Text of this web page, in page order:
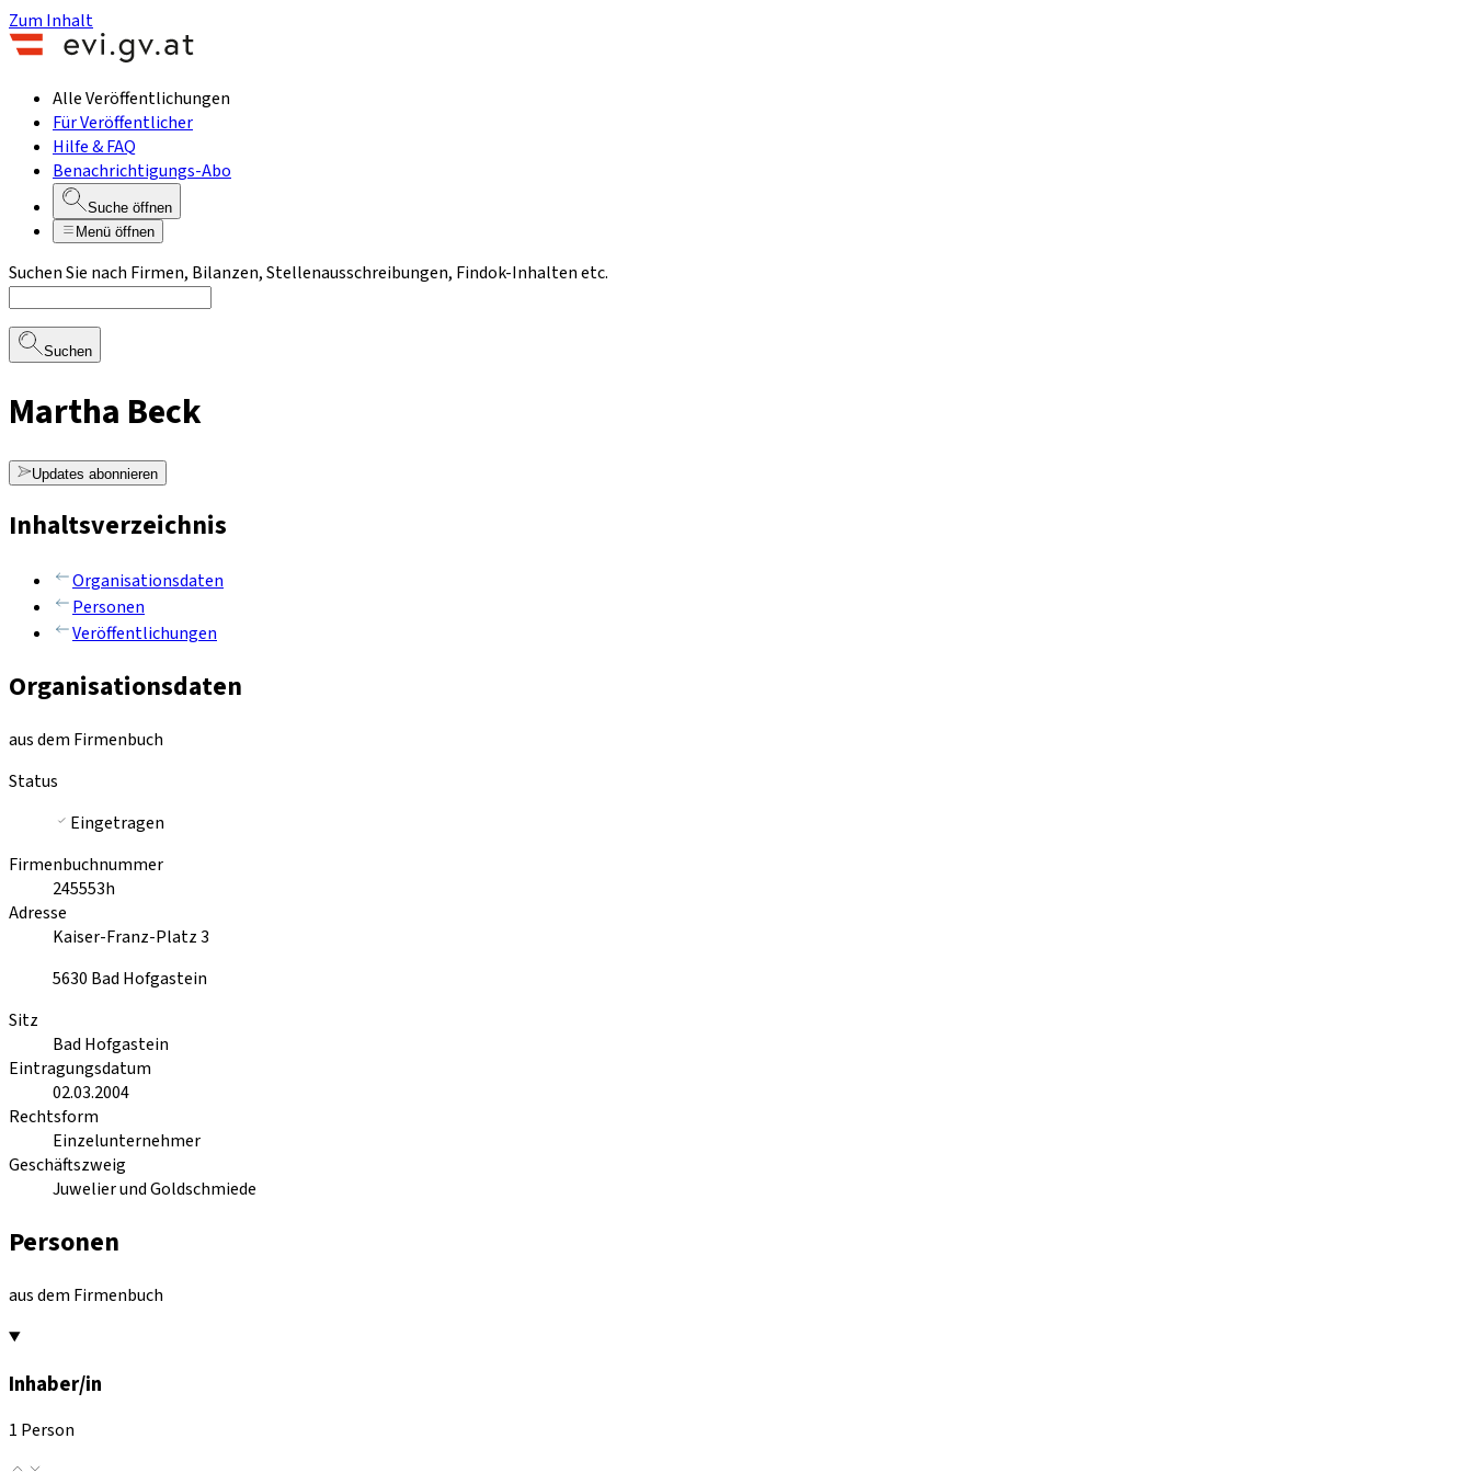
Zum Inhalt
Alle Veröffentlichungen
Für Veröffentlicher
Hilfe & FAQ
Benachrichtigungs-Abo
Suche öffnen
Menü öffnen
Suchen Sie nach Firmen, Bilanzen, Stellenausschreibungen, Findok-Inhalten etc.
Suchen
Martha Beck
Updates abonnieren
Inhaltsverzeichnis
Organisationsdaten
Personen
Veröffentlichungen
Organisationsdaten
aus dem Firmenbuch
Status
Eingetragen
Firmenbuchnummer
245553h
Adresse
Kaiser-Franz-Platz 3
5630 Bad Hofgastein
Sitz
Bad Hofgastein
Eintragungsdatum
02.03.2004
Rechtsform
Einzelunternehmer
Geschäftszweig
Juwelier und Goldschmiede
Personen
aus dem Firmenbuch
Inhaber/in
1 Person